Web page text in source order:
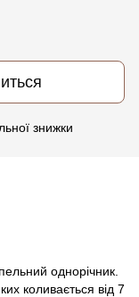
знижки
однорічник.
коливається від 7